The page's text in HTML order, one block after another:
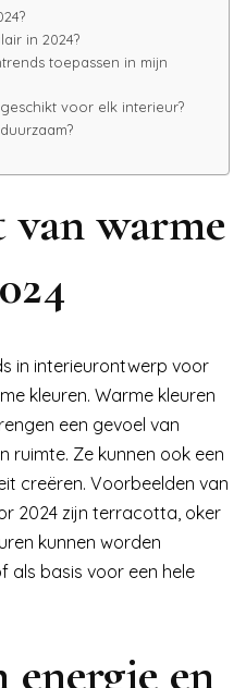
in 2024?
toepassen in mijn
voor elk interieur?
warme
in interieurontwerp voor
kleuren. Warme kleuren
een gevoel van
ruimte. Ze kunnen ook een
creëren. Voorbeelden van
2024 zijn terracotta, oker
kunnen worden
als basis voor een hele
en